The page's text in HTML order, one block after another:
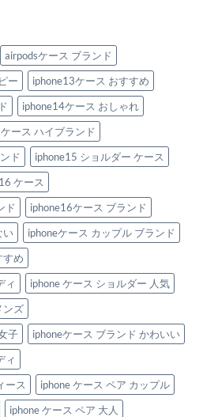
airpodsケース ブランド
ー
iphone13ケース おすすめ
iphone14ケース おしゃれ
ース ハイブランド
ド
iphone15 ショルダー ケース
ケース
ド
iphone16ケース ブランド
い
iphoneケース カップル ブランド
すめ
ィ
iphone ケース ショルダー 人気
ンズ
子
iphoneケース ブランド かわいい
ィ
ース
iphone ケース ペア カップル
iphone ケース ペア 大人